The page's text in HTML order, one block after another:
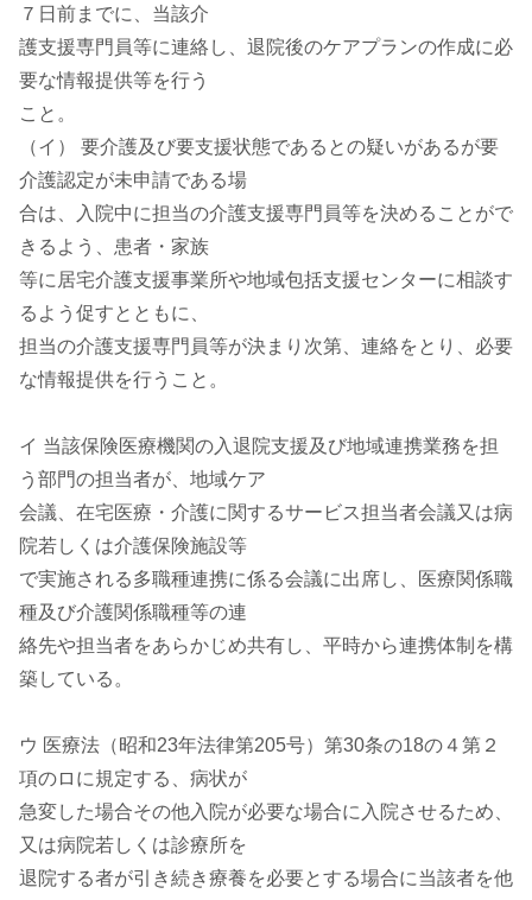
７日前までに、当該介
護支援専門員等に連絡し、退院後のケアプランの作成に必
要な情報提供等を行う
こと。
（イ） 要介護及び要支援状態であるとの疑いがあるが要
介護認定が未申請である場
合は、入院中に担当の介護支援専門員等を決めることがで
きるよう、患者・家族
等に居宅介護支援事業所や地域包括支援センターに相談す
るよう促すとともに、
担当の介護支援専門員等が決まり次第、連絡をとり、必要
な情報提供を行うこと。
イ 当該保険医療機関の入退院支援及び地域連携業務を担
う部門の担当者が、地域ケア
会議、在宅医療・介護に関するサービス担当者会議又は病
院若しくは介護保険施設等
で実施される多職種連携に係る会議に出席し、医療関係職
種及び介護関係職種等の連
絡先や担当者をあらかじめ共有し、平時から連携体制を構
築している。
ウ 医療法（昭和23年法律第205号）第30条の18の４第２
項のロに規定する、病状が
急変した場合その他入院が必要な場合に入院させるため、
又は病院若しくは診療所を
退院する者が引き続き療養を必要とする場合に当該者を他